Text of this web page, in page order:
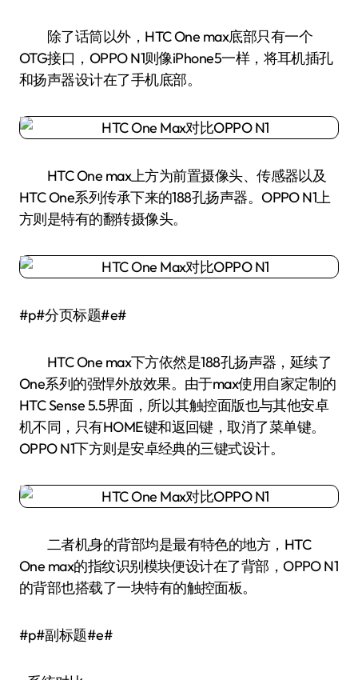
除了话筒以外，HTC One max底部只有一个
OTG接口，OPPO N1则像iPhone5一样，将耳机插孔
和扬声器设计在了手机底部。
HTC One max上方为前置摄像头、传感器以及
HTC One系列传承下来的188孔扬声器。OPPO N1上
方则是特有的翻转摄像头。
#p#分页标题#e#
HTC One max下方依然是188孔扬声器，延续了
One系列的强悍外放效果。由于max使用自家定制的
HTC Sense 5.5界面，所以其触控面版也与其他安卓
机不同，只有HOME键和返回键，取消了菜单键。
OPPO N1下方则是安卓经典的三键式设计。
二者机身的背部均是最有特色的地方，HTC
One max的指纹识别模块便设计在了背部，OPPO N1
的背部也搭载了一块特有的触控面板。
#p#副标题#e#